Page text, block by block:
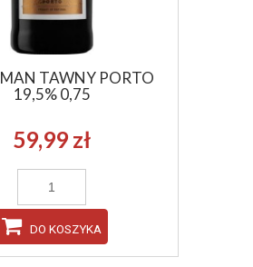
TAWNY PORTO
19,5% 0,75
59,99 zł
DO KOSZYKA